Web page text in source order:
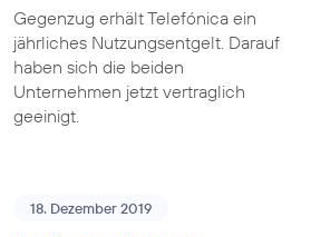
Gegenzug erhält Telefónica ein
jährliches Nutzungsentgelt. Darauf
haben sich die beiden
Unternehmen jetzt vertraglich
geeinigt.
18. Dezember 2019